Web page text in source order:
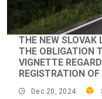
THE NEW SLOVAK
THE OBLIGATION
VIGNETTE
REGISTRATION
Dec 20, 2024